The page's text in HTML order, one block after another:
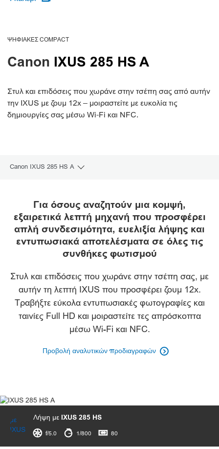
ΨΗΦΙΑΚΈΣ COMPACT
Canon IXUS 285 HS A
Στυλ και επιδόσεις που χωράνε στην τσέπη σας από αυτήν
την IXUS με ζουμ 12x – μοιραστείτε με ευκολία τις
δημιουργίες σας μέσω Wi-Fi και NFC.
Canon IXUS 285 HS A
Toggle breadcrumbs
Προδιαγραφές
Γκαλερί
Για όσους αναζητούν μια κομψή,
εξαιρετικά λεπτή μηχανή που προσφέρει
απλή συνδεσιμότητα, ευελιξία λήψης και
εντυπωσιακά αποτελέσματα σε όλες τις
συνθήκες φωτισμού
Στυλ και επιδόσεις που χωράνε στην τσέπη σας, με
αυτήν τη λεπτή IXUS που προσφέρει ζουμ 12x.
Τραβήξτε εύκολα εντυπωσιακές φωτογραφίες και
ταινίες Full HD και μοιραστείτε τες απρόσκοπτα
μέσω Wi-Fi και NFC.
Προβολή αναλυτικών προδιαγραφών 
Λήψη με IXUS 285 HS
διάφραγμα
 f/5.0 ταχύτητα κλείστρου
 1/800 ISO
 80